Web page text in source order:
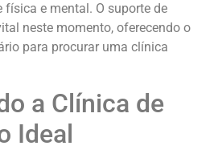
física e mental. O suporte de
neste momento, oferecendo o
para procurar uma clínica
a Clínica de
Ideal